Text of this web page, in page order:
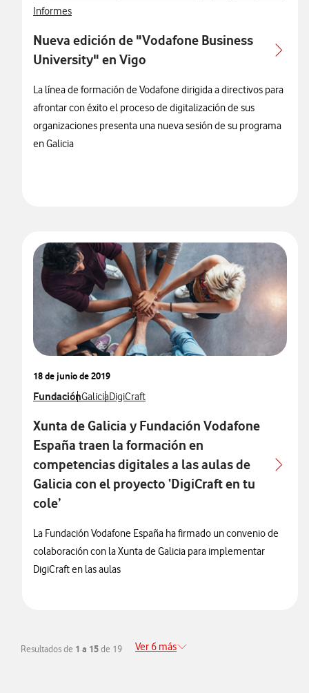
Ver más notas de prensa relacionados con
Informes
Nueva edición de "Vodafone Business
University" en Vigo
La línea de formación de Vodafone dirigida a directivos para
afrontar con éxito el proceso de digitalización de sus
organizaciones presenta una nueva sesión de su programa
en Galicia
18 de junio de 2019
Ver más notas de prensa relacionados con
FundaciónVer más notas de prensa relacionados con
GaliciaVer más notas de prensa relacionados con
DigiCraft
Xunta de Galicia y Fundación Vodafone
España traen la formación en
competencias digitales a las aulas de
Galicia con el proyecto ‘DigiCraft en tu
cole’
La Fundación Vodafone España ha firmado un convenio de
colaboración con la Xunta de Galicia para implementar
DigiCraft en las aulas
Resultados de 1 a 15de 19 Ver 6 más